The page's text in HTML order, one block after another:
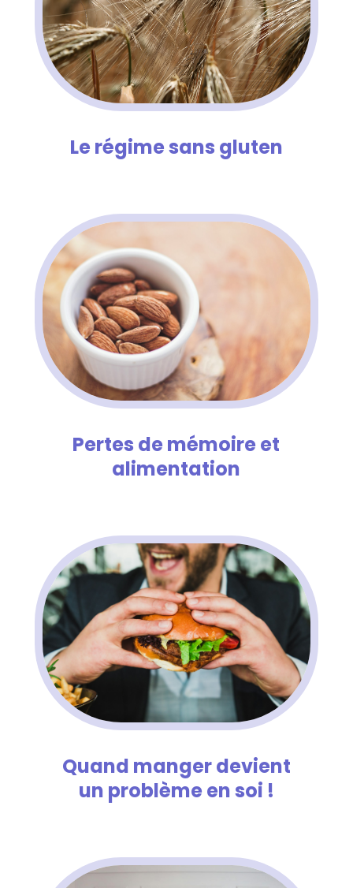
Le régime sans gluten
Pertes de mémoire et
alimentation
Quand manger devient
un problème en soi !